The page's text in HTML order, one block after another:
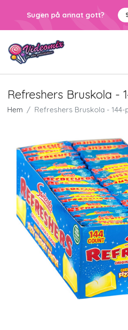
Sugen på annat gott?
Refreshers Bruskola -
Hem Refreshers Bruskola - 144-